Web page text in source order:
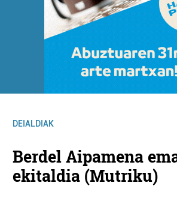
DEIALDIAK
Berdel Aipamena
ekitaldia (Mutriku)